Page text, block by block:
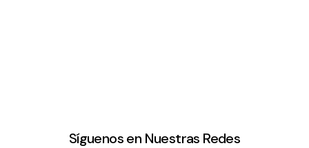
Síguenos en Nuestras Redes